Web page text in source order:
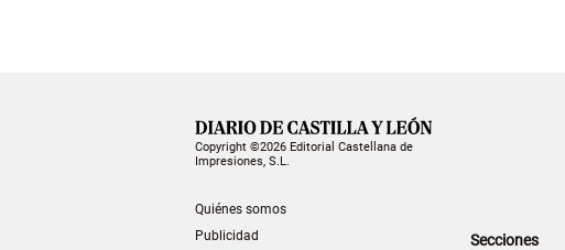
Copyright ©2026 Editorial Castellana de
Impresiones, S.L.
Quiénes somos
Publicidad
Secciones